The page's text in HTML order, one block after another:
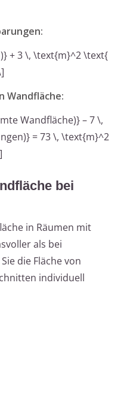
+ 3 \, \text{m}^2 \text{
Wandfläche:
Wandfläche)} – 7 \,
= 73 \, \text{m}^2
bei
in Räumen mit
als bei
die Fläche von
individuell